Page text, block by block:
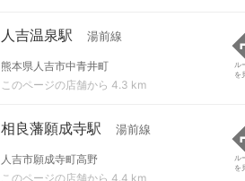
人吉温泉駅 湯前線
熊本県人吉市中青井町
このページの店舗から 4.3 km
ル
を
相良藩願成寺駅 湯前線
人吉市願成寺町高野
このページの店舗から 4.4 km
ル
を